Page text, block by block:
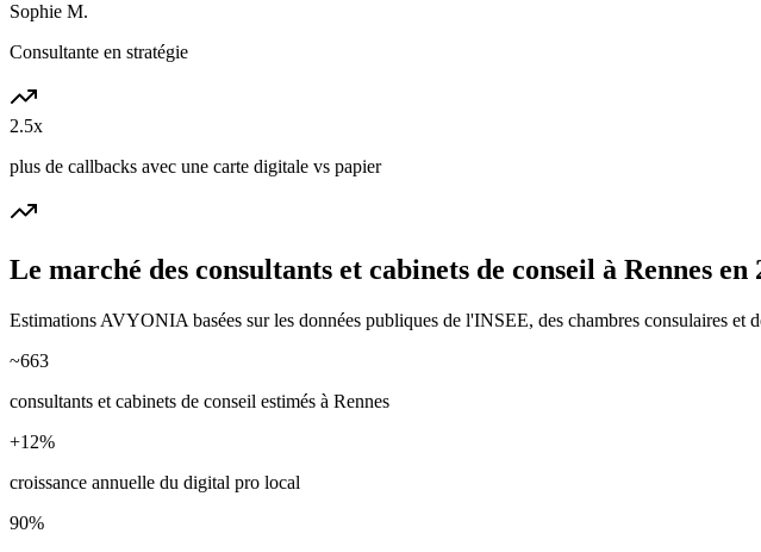
Sophie M.
Consultante en stratégie
2.5x
plus de callbacks avec une carte digitale vs papier
Le marché des consultants et cabinets de conseil à Rennes en
Estimations AVYONIA basées sur les données publiques de l'INSEE, des chambres consulaires et
~663
consultants et cabinets de conseil estimés à Rennes
+12%
croissance annuelle du digital pro local
90%